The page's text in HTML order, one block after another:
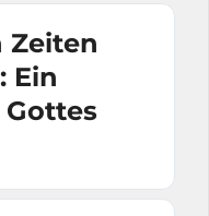
Zeiten
Ein